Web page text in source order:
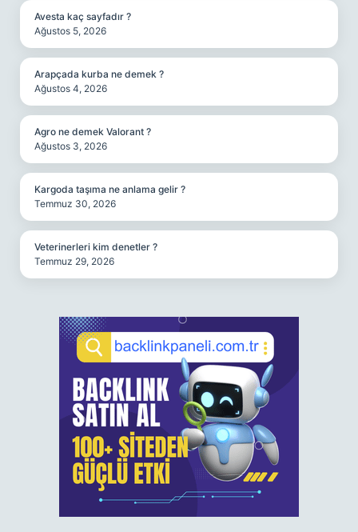
Avesta kaç sayfadır ?
Ağustos 5, 2026
Arapçada kurba ne demek ?
Ağustos 4, 2026
Agro ne demek Valorant ?
Ağustos 3, 2026
Kargoda taşıma ne anlama gelir ?
Temmuz 30, 2026
Veterinerleri kim denetler ?
Temmuz 29, 2026